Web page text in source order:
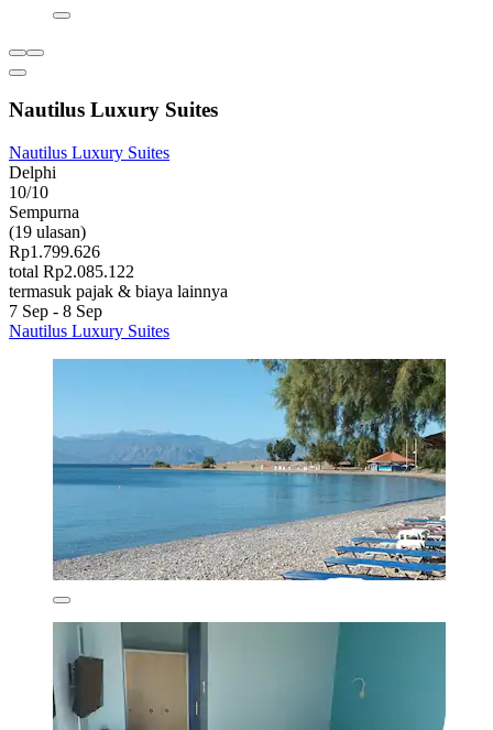
Nautilus Luxury Suites
Nautilus Luxury Suites
Delphi
10/10
Sempurna
(19 ulasan)
Rp1.799.626
total Rp2.085.122
termasuk pajak & biaya lainnya
7 Sep - 8 Sep
Nautilus Luxury Suites